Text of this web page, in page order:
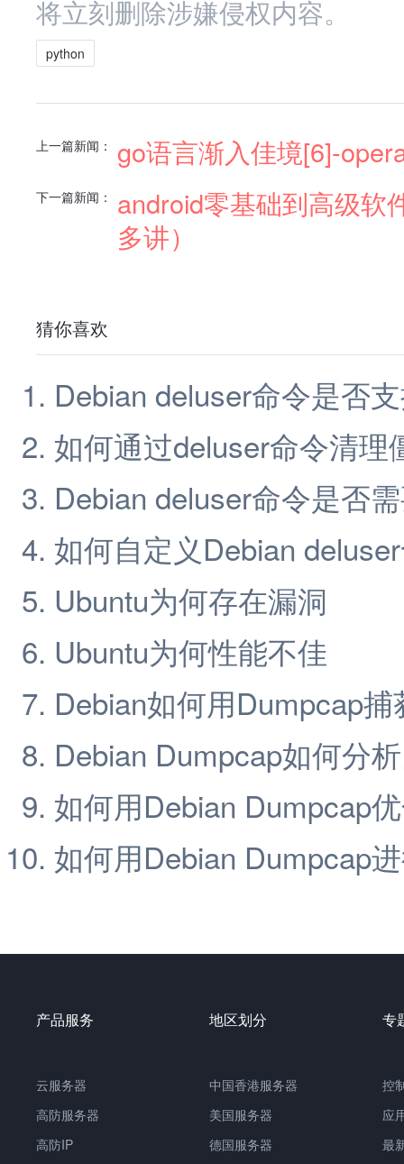
将立刻删除涉嫌侵权内容。
python
上一篇新闻： go语言渐入佳境[6]-
下一篇新闻：
android零基础到高级软
多讲）
猜你喜欢
Debian deluser命令是否
如何通过deluser命令清理
Debian deluser命令是否
如何自定义Debian
Ubuntu为何存在漏洞
Ubuntu为何性能不佳
Debian如何用Dumpcap
Debian Dumpcap如何分
如何用Debian Dumpcap
如何用Debian Dumpcap
产品服务
云服务器
高防服务器
高防IP
地区划分
中国香港服务器
美国服务器
德国服务器
专
控
应
最